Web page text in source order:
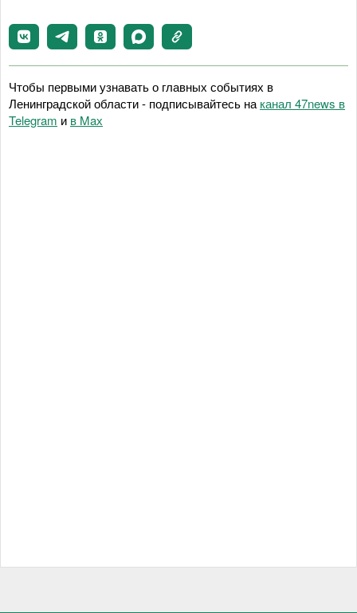
Чтобы первыми узнавать о главных событиях в
Ленинградской области - подписывайтесь на канал 47news в
Telegram и в Maх